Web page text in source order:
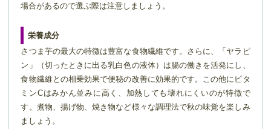
場合があるので選ぶ際は注意しましょう。
栄養成分
さつま芋の最大の特徴は豊富な食物繊維です。さらに、「ヤラピ
ン」（切ったときに出る乳白色の液体）は腸の働きを活発にし、
食物繊維との相乗効果で便秘の改善に効果的です。この他にビタ
ミンCはみかん並みに高く、加熱しても壊れにくいのが特徴で
す。煮物、揚げ物、焼き物など様々な調理法で秋の味覚を楽しみ
ましょう。